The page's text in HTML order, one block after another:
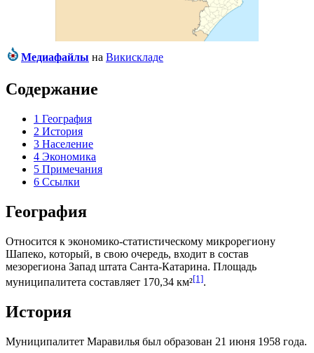
Медиафайлы на Викискладе
Содержание
1 География
2 История
3 Население
4 Экономика
5 Примечания
6 Ссылки
География
Относится к экономико-статистическому микрорегиону
Шапеко, который, в свою очередь, входит в состав
мезорегиона Запад штата Санта-Катарина. Площадь
муниципалитета составляет 170,34 км²[1].
История
Муниципалитет Маравилья был образован 21 июня 1958 года.